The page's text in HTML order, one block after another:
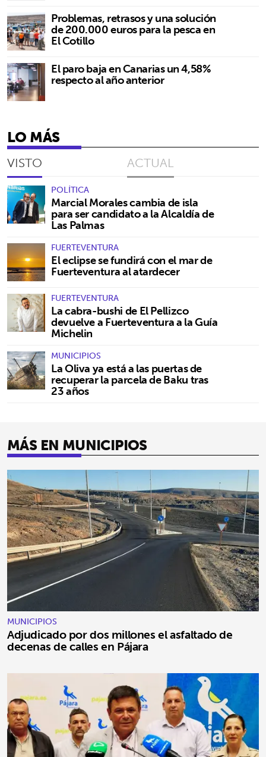
Problemas, retrasos y una solución
de 200.000 euros para la pesca en
El Cotillo
El paro baja en Canarias un 4,58%
respecto al año anterior
LO MÁS
VISTO ACTUAL
POLÍTICA
Marcial Morales cambia de isla
para ser candidato a la Alcaldía de
Las Palmas
FUERTEVENTURA
El eclipse se fundirá con el mar de
Fuerteventura al atardecer
FUERTEVENTURA
La cabra-bushi de El Pellizco
devuelve a Fuerteventura a la Guía
Michelin
MUNICIPIOS
La Oliva ya está a las puertas de
recuperar la parcela de Baku tras
23 años
MÁS EN MUNICIPIOS
MUNICIPIOS
Adjudicado por dos millones el asfaltado de
decenas de calles en Pájara